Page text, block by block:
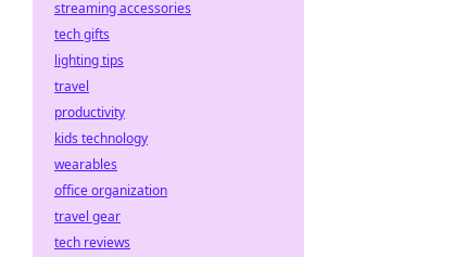
streaming accessories
tech gifts
lighting tips
travel
productivity
kids technology
wearables
office organization
travel gear
tech reviews